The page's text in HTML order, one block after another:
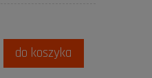
do koszyka